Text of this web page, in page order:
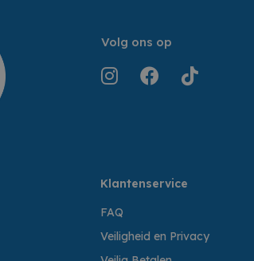
Volg ons op
Klantenservice
FAQ
Veiligheid en Privacy